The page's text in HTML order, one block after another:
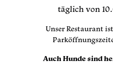
täglich von
Unser Restaurant
Auch Hunde sind